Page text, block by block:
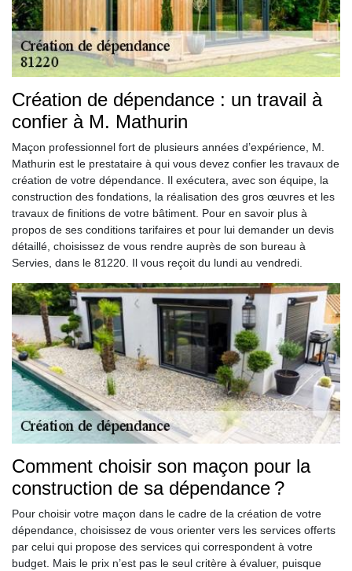
Création de dépendance : un travail à
confier à M. Mathurin
Maçon professionnel fort de plusieurs années d’expérience, M.
Mathurin est le prestataire à qui vous devez confier les travaux de
création de votre dépendance. Il exécutera, avec son équipe, la
construction des fondations, la réalisation des gros œuvres et les
travaux de finitions de votre bâtiment. Pour en savoir plus à
propos de ses conditions tarifaires et pour lui demander un devis
détaillé, choisissez de vous rendre auprès de son bureau à
Servies, dans le 81220. Il vous reçoit du lundi au vendredi.
Comment choisir son maçon pour la
construction de sa dépendance ?
Pour choisir votre maçon dans le cadre de la création de votre
dépendance, choisissez de vous orienter vers les services offerts
par celui qui propose des services qui correspondent à votre
budget. Mais le prix n’est pas le seul critère à évaluer, puisque